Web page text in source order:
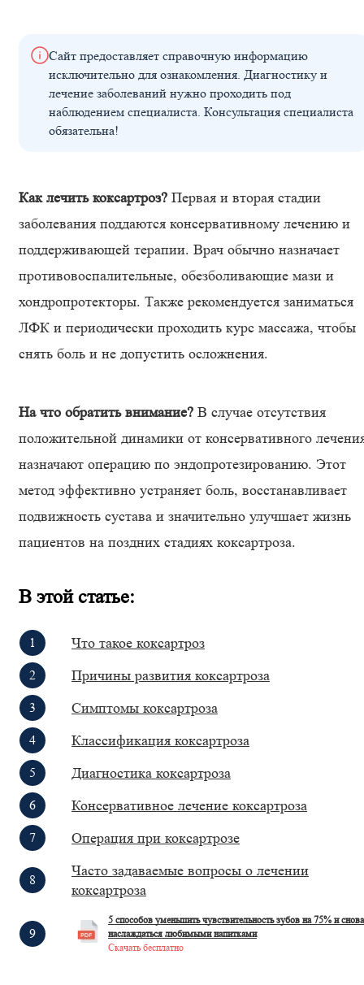
Сайт предоставляет справочную информацию
исключительно для ознакомления. Диагностику и
лечение заболеваний нужно проходить под
наблюдением специалиста. Консультация специалиста
обязательна!
Как лечить коксартроз? Первая и вторая стадии
заболевания поддаются консервативному лечению и
поддерживающей терапии. Врач обычно назначает
противовоспалительные, обезболивающие мази и
хондропротекторы. Также рекомендуется заниматься
ЛФК и периодически проходить курс массажа, чтобы
снять боль и не допустить осложнения.
На что обратить внимание? В случае отсутствия
положительной динамики от консервативного
назначают операцию по эндопротезированию. Этот
метод эффективно устраняет боль, восстанавливает
подвижность сустава и значительно улучшает жизнь
пациентов на поздних стадиях коксартроза.
В этой статье:
Что такое коксартроз
Причины развития коксартроза
Симптомы коксартроза
Классификация коксартроза
Диагностика коксартроза
Консервативное лечение коксартроза
Операция при коксартрозе
Часто задаваемые вопросы о лечении
коксартроза
5 способов уменьшить чувствительность зубов на 75% и снова
наслаждаться любимыми напитками
Скачать бесплатно